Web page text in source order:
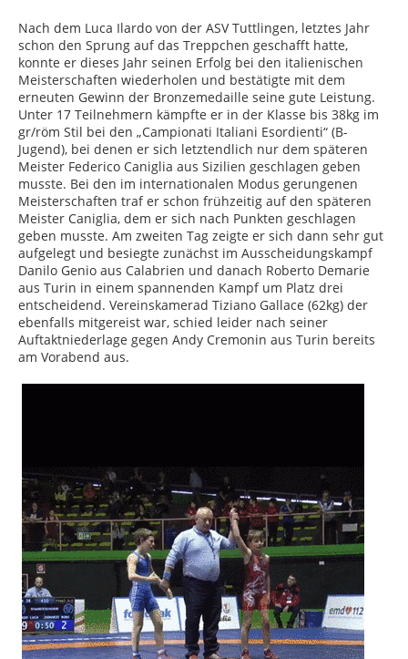
Nach dem Luca Ilardo von der ASV Tuttlingen, letztes Jahr
schon den Sprung auf das Treppchen geschafft hatte,
konnte er dieses Jahr seinen Erfolg bei den italienischen
Meisterschaften wiederholen und bestätigte mit dem
erneuten Gewinn der Bronzemedaille seine gute Leistung.
Unter 17 Teilnehmern kämpfte er in der Klasse bis 38kg im
gr/röm Stil bei den „Campionati Italiani Esordienti“ (B-
Jugend), bei denen er sich letztendlich nur dem späteren
Meister Federico Caniglia aus Sizilien geschlagen geben
musste. Bei den im internationalen Modus gerungenen
Meisterschaften traf er schon frühzeitig auf den späteren
Meister Caniglia, dem er sich nach Punkten geschlagen
geben musste. Am zweiten Tag zeigte er sich dann sehr gut
aufgelegt und besiegte zunächst im Ausscheidungskampf
Danilo Genio aus Calabrien und danach Roberto Demarie
aus Turin in einem spannenden Kampf um Platz drei
entscheidend. Vereinskamerad Tiziano Gallace (62kg) der
ebenfalls mitgereist war, schied leider nach seiner
Auftaktniederlage gegen Andy Cremonin aus Turin bereits
am Vorabend aus.